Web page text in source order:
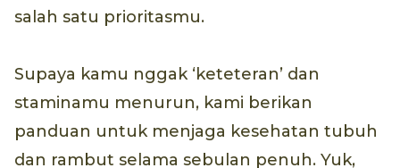
salah satu prioritasmu.
Supaya kamu nggak ‘keteteran’ dan
staminamu menurun, kami berikan
panduan untuk menjaga kesehatan tubuh
dan rambut selama sebulan penuh. Yuk,